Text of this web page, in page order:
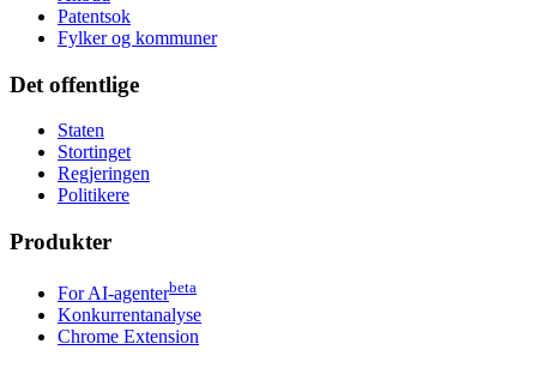
Patentsok
Fylker og kommuner
Det offentlige
Staten
Stortinget
Regjeringen
Politikere
Produkter
For AI-agenterbeta
Konkurrentanalyse
Chrome Extension